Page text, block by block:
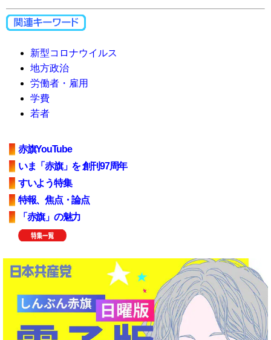
新型コロナウイルス
地方政治
労働者・雇用
学費
若者
赤旗YouTube
いま「赤旗」を 創刊97周年
すいよう特集
特報、焦点・論点
「赤旗」の魅力